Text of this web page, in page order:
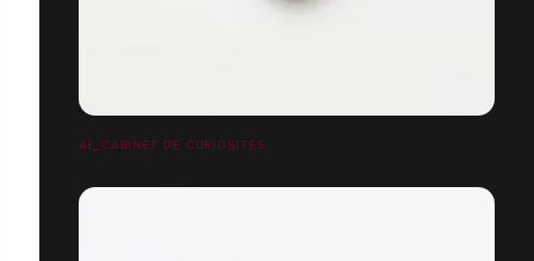
AI_CABINET DE CURIOSITÉS